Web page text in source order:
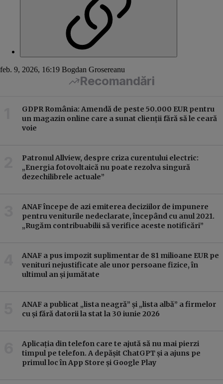
feb. 9, 2026, 16:19 Bogdan Grosereanu
Recomandări
GDPR România: Amendă de peste 50.000 EUR pentru
un magazin online care a sunat clienții fără să le ceară
voie
Patronul Allview, despre criza curentului electric:
„Energia fotovoltaică nu poate rezolva singură
dezechilibrele actuale”
ANAF începe de azi emiterea deciziilor de impunere
pentru veniturile nedeclarate, începând cu anul 2021.
„Rugăm contribuabilii să verifice aceste notificări”
ANAF a pus impozit suplimentar de 81 milioane EUR pe
venituri nejustificate ale unor persoane fizice, în
ultimul an și jumătate
ANAF a publicat „lista neagră” și „lista albă” a firmelor
cu și fără datorii la stat la 30 iunie 2026
Aplicația din telefon care te ajută să nu mai pierzi
timpul pe telefon. A depășit ChatGPT și a ajuns pe
primul loc în App Store și Google Play